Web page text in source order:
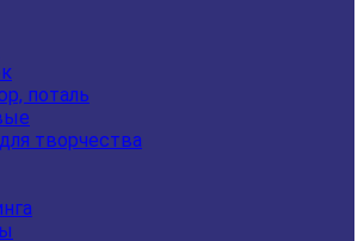
поталь
творчества